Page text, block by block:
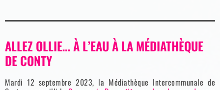
ALLEZ OLLIE… À L’EAU À LA MÉDIATHÈQUE
DE CONTY
Mardi 12 septembre 2023, la Médiathèque Intercommunale de